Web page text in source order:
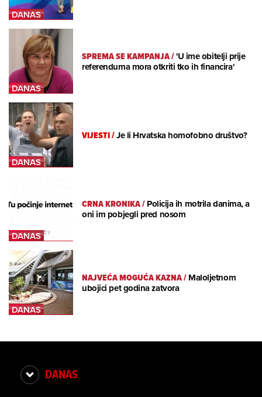
SPREMA SE KAMPANJA/'U ime obitelji prije
referenduma mora otkriti tko ih financira'
VIJESTI/Je li Hrvatska homofobno društvo?
CRNA KRONIKA/Policija ih motrila danima, a
oni im pobjegli pred nosom
NAJVEĆA MOGUĆA KAZNA/Maloljetnom
ubojici pet godina zatvora
DANAS